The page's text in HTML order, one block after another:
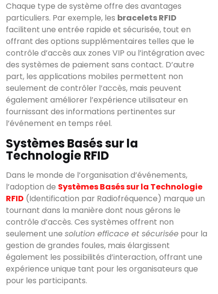
Chaque type de système offre des avantages
particuliers. Par exemple, les bracelets RFID
facilitent une entrée rapide et sécurisée, tout en
offrant des options supplémentaires telles que le
contrôle d’accès aux zones VIP ou l’intégration avec
des systèmes de paiement sans contact. D’autre
part, les applications mobiles permettent non
seulement de contrôler l’accès, mais peuvent
également améliorer l’expérience utilisateur en
fournissant des informations pertinentes sur
l’événement en temps réel.
Systèmes Basés sur la
Technologie RFID
Dans le monde de l’organisation d’événements,
l’adoption de Systèmes Basés sur la Technologie
RFID (Identification par Radiofréquence) marque un
tournant dans la manière dont nous gérons le
contrôle d’accès. Ces systèmes offrent non
seulement une solution efficace et sécurisée pour la
gestion de grandes foules, mais élargissent
également les possibilités d’interaction, offrant une
expérience unique tant pour les organisateurs que
pour les participants.